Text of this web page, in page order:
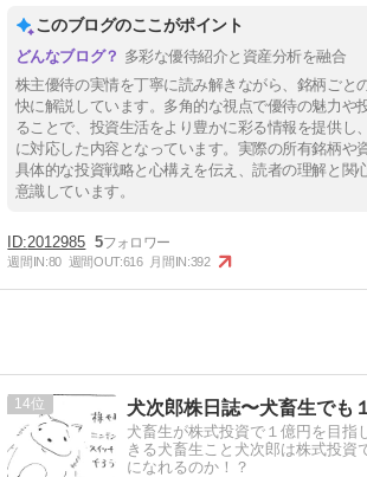
このブログのここがポイント
多彩な優待紹介と資産分析を融合
株主優待の実情を丁寧に読み解きながら、銘柄ごと
快に解説しています。多角的な視点で優待の魅力や
ることで、投資生活をより豊かに彩る情報を提供し
に対応した内容となっています。実際の所有銘柄や
具体的な投資戦略と心構えを伝え、読者の理解と関
意識しています。
2012985 5
週間IN:80 週間OUT:616 月間IN:392
14 犬次郎株日誌〜犬畜生でも
犬畜生が株式投資で１億円を目指
きる犬畜生こと犬次郎は株式投資
になれるのか！？